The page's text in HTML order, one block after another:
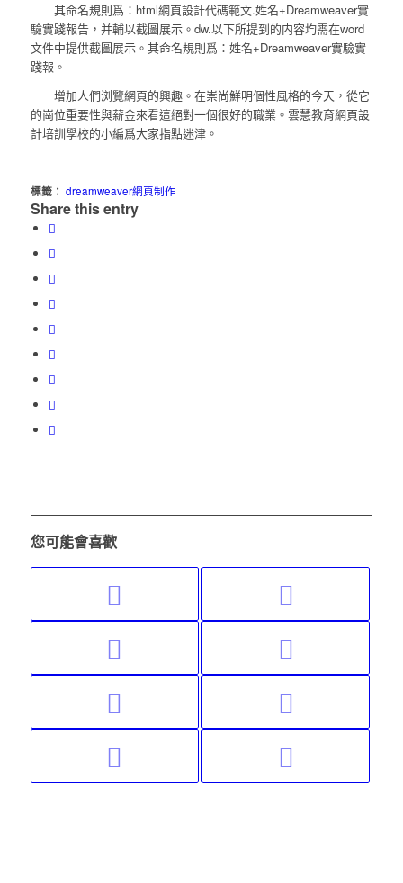
其命名規則爲：html網頁設計代碼範文.姓名+Dreamweaver實
驗實踐報告，并輔以截圖展示。dw.以下所提到的内容均需在word
文件中提供截圖展示。其命名規則爲：姓名+Dreamweaver實驗實
踐報。
增加人們浏覽網頁的興趣。在崇尚鮮明個性風格的今天，從它
的崗位重要性與薪金來看這絕對一個很好的職業。雲慧教育網頁設
計培訓學校的小編爲大家指點迷津。
標籤： dreamweaver網頁制作
Share this entry
您可能會喜歡